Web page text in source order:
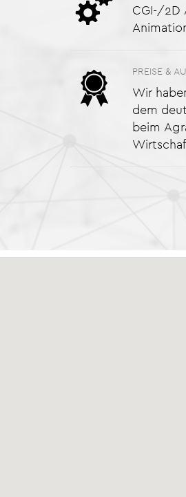
CGI-/2D
PREISE &
Wir
dem
beim